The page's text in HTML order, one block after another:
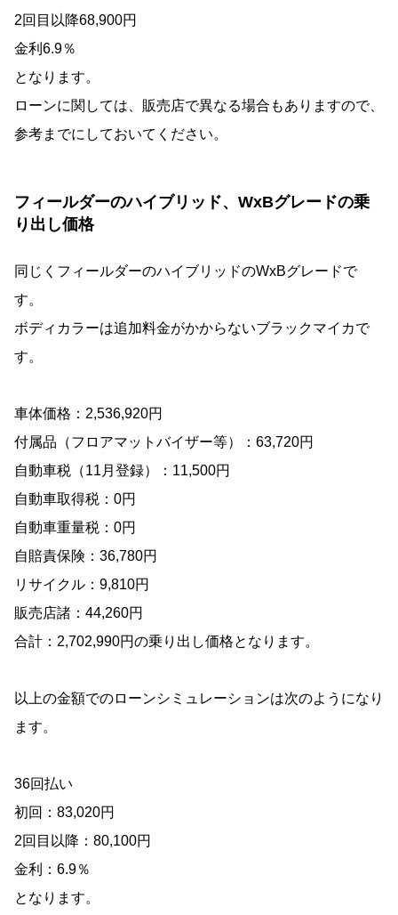
2回目以降68,900円
金利6.9％
となります。
ローンに関しては、販売店で異なる場合もありますので、
参考までにしておいてください。
フィールダーのハイブリッド、WxBグレードの乗
り出し価格
同じくフィールダーのハイブリッドのWxBグレードで
す。
ボディカラーは追加料金がかからないブラックマイカで
す。
車体価格：2,536,920円
付属品（フロアマットバイザー等）：63,720円
自動車税（11月登録）：11,500円
自動車取得税：0円
自動車重量税：0円
自賠責保険：36,780円
リサイクル：9,810円
販売店諸：44,260円
合計：2,702,990円の乗り出し価格となります。
以上の金額でのローンシミュレーションは次のようになり
ます。
36回払い
初回：83,020円
2回目以降：80,100円
金利：6.9％
となります。